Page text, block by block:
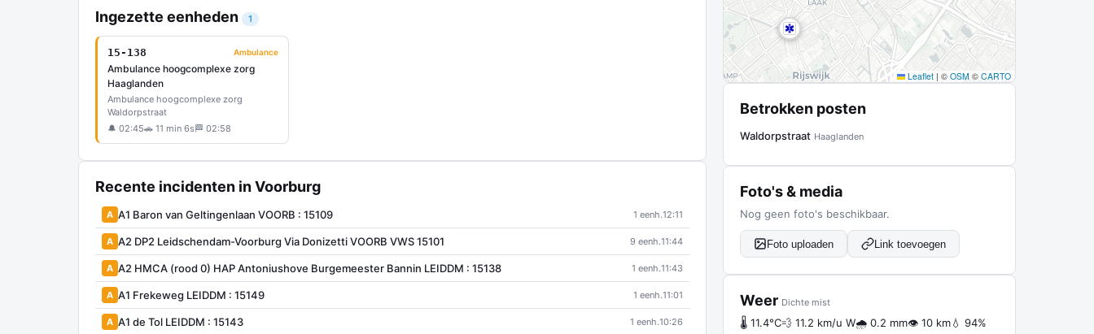
Ingezette eenheden 1
15-138 Ambulance
Ambulance hoogcomplexe zorg
Haaglanden
Ambulance hoogcomplexe zorg
Waldorpstraat
🔔 02:45🚗 11 min 6s 🏁 02:58
Recente incidenten in Voorburg
A A1 Baron van Geltingenlaan VOORB : 15109 1 eenh.12:11
A A2 DP2 Leidschendam-Voorburg Via Donizetti VOORB VWS 15101 9 eenh.11:44
A A2 HMCA (rood 0) HAP Antoniushove Burgemeester Bannin LEIDDM : 15138 1 eenh.11:43
A A1 Frekeweg LEIDDM : 15149 1 eenh.11:01
A A1 de Tol LEIDDM : 15143 1 eenh.10:26
Leaflet | © OSM © CARTO
Betrokken posten
Waldorpstraat Haaglanden
Foto's & media
Nog geen foto's beschikbaar.
Foto uploaden Link toevoegen
Weer Dichte mist
🌡 11.4°C💨 11.2 km/u W🌧 0.2 mm👁 10 km💧 94%